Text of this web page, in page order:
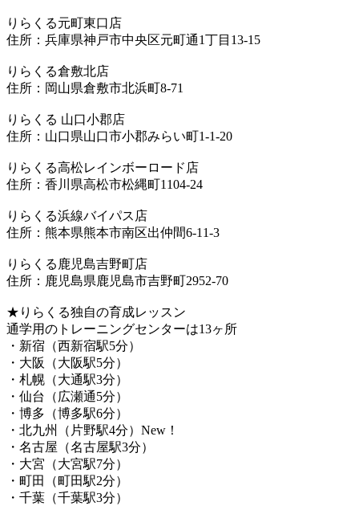
りらくる元町東口店
住所：兵庫県神戸市中央区元町通1丁目13-15
りらくる倉敷北店
住所：岡山県倉敷市北浜町8-71
りらくる 山口小郡店
住所：山口県山口市小郡みらい町1-1-20
りらくる高松レインボーロード店
住所：香川県高松市松縄町1104-24
りらくる浜線バイパス店
住所：熊本県熊本市南区出仲間6-11-3
りらくる鹿児島吉野町店
住所：鹿児島県鹿児島市吉野町2952-70
★りらくる独自の育成レッスン
通学用のトレーニングセンターは13ヶ所
・新宿（西新宿駅5分）
・大阪（大阪駅5分）
・札幌（大通駅3分）
・仙台（広瀬通5分）
・博多（博多駅6分）
・北九州（片野駅4分）New！
・名古屋（名古屋駅3分）
・大宮（大宮駅7分）
・町田（町田駅2分）
・千葉（千葉駅3分）